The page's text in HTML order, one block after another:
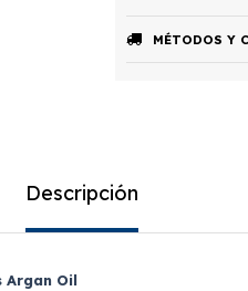
MÉTODOS Y
Descripción
Argan Oil